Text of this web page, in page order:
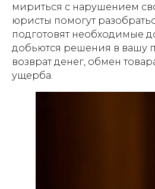
мириться с нарушением
юристы помогут
подготовят необходимые
добьются решения в вашу
возврат денег, обмен
ущерба.